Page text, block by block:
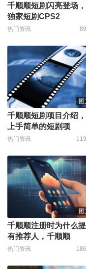
千顺顺短剧闪亮登场
独家短剧CPS2
热门资讯
千顺顺短剧项目介绍
上手简单的短剧项
热门资讯
千顺顺注册时为什么
有推荐人，千顺顺
热门资讯